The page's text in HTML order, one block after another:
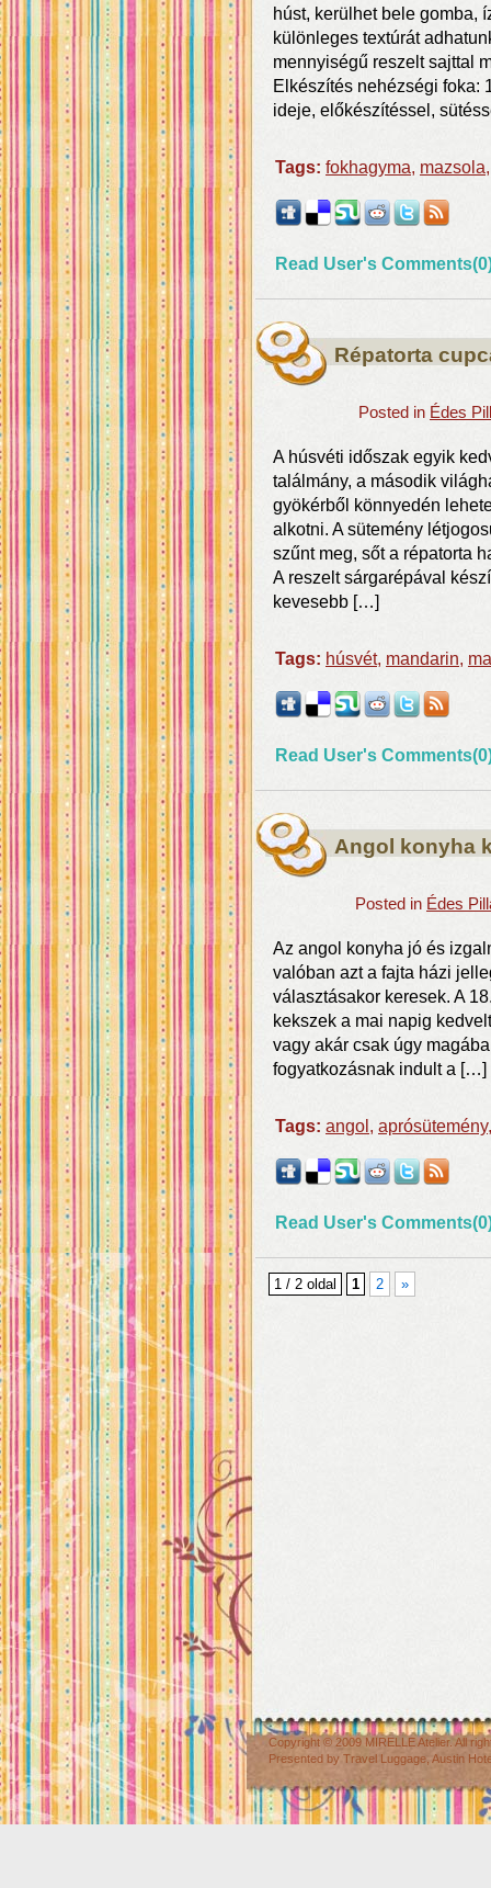
húst, kerülhet bele gomba,
különleges textúrát
mennyiségű reszelt sajttal
Elkészítés nehézségi foka:
ideje, előkészítéssel,
Tags: fokhagyma, mazsola
Read User's
Répatorta
Posted in Édes
A húsvéti időszak egyik
találmány, a második
gyökérből könnyedén
alkotni. A sütemény
szűnt meg, sőt a répatorta
A reszelt sárgarépával
kevesebb […]
Tags: húsvét, mandarin,
Read User's
Angol konyha
Posted in Édes
Az angol konyha jó és
valóban azt a fajta házi
választásakor keresek. A
kekszek a mai napig
vagy akár csak úgy
fogyatkozásnak indult a […]
Tags: angol , aprósütemény
Read User's
1 / 2 oldal 1 2 »
Copyright © 2009 MIRELLE Atelier. All
Presented by Travel Luggage Austin